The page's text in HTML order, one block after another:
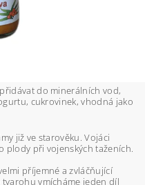
do minerálních vod,
cukrovinek, vhodná jako
již ve starověku. Vojáci
plody při vojenských taženích.
příjemné a zvláčňující
vmícháme jeden díl